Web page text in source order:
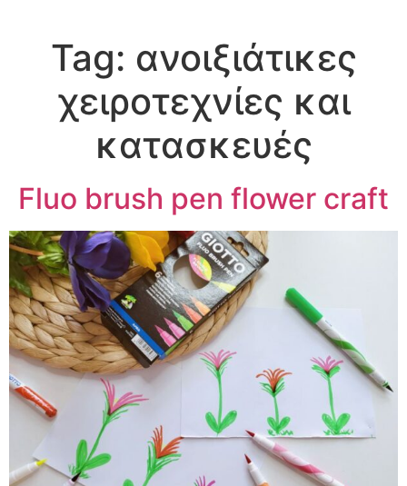
Tag: ανοιξιάτικες
χειροτεχνίες και
κατασκευές
Fluo brush pen flower craft